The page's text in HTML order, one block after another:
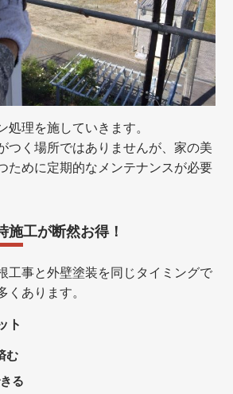
処理を施していきます。
つく場所ではありませんが、家の美
ために定期的なメンテナンスが必要
施工が断然お得！
工事と外壁塗装を同じタイミングで
くあります。
ト
む
る